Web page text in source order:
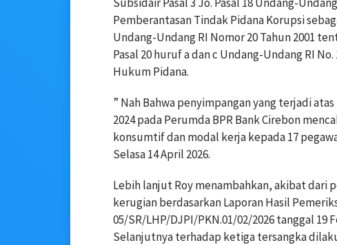
Pemberantasan Tindak Pidana Korupsi
Undang-Undang RI Nomor 20 Tahun 2001
Pasal 20 huruf a dan c Undang-Undang RI
Hukum Pidana.
” Nah Bahwa penyimpangan yang terjadi
2024 pada Perumda BPR Bank Cirebon
konsumtif dan modal kerja kepada 17
Selasa 14 April 2026.
Lebih lanjut Roy menambahkan, akibat dari
kerugian berdasarkan Laporan Hasil
05/SR/LHP/DJPI/PKN.01/02/2026 tanggal 19
Selanjutnya terhadap ketiga tersangka